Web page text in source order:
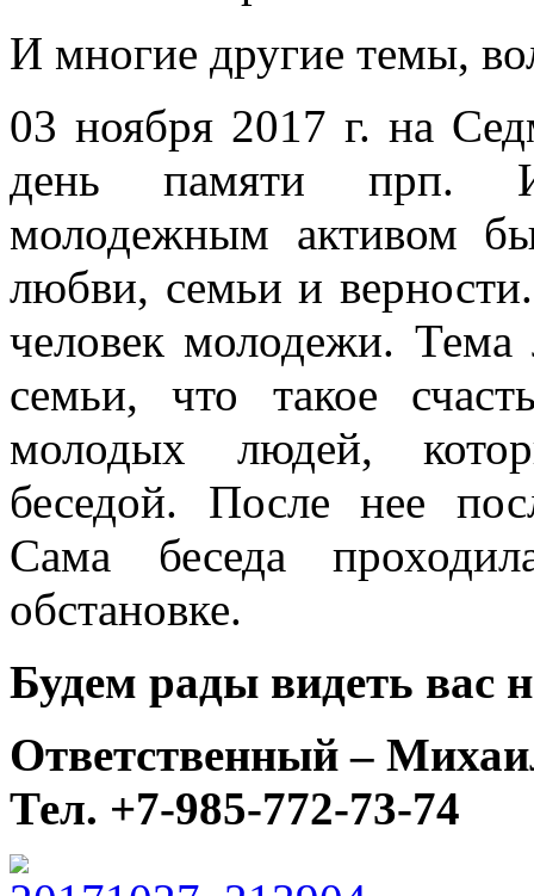
И многие другие темы,
03 ноября 2017 г. на
день памяти прп.
молодежным активом
любви, семьи и
человек молодежи. Тема
семьи, что такое
молодых людей,
беседой. После нее
Сама беседа
обстановке.
Будем рады видеть вас
Ответственный –
Тел. +7-985-772-73-74